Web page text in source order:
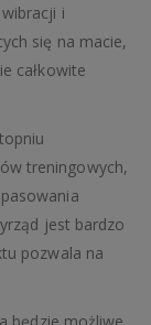
i
się na macie,
całkowite
treningowych,
jest bardzo
pozwala na